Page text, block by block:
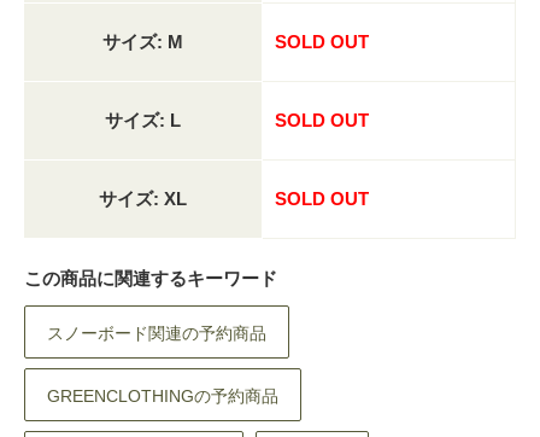
サイズ: M SOLD OUT
サイズ: L SOLD OUT
サイズ: XL SOLD OUT
この商品に関連するキーワード
スノーボード関連の予約商品
GREENCLOTHINGの予約商品